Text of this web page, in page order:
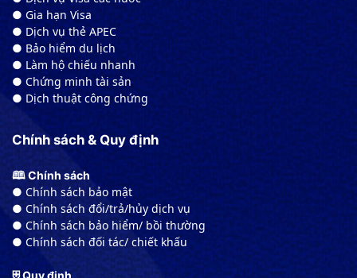
● Gia hạn Visa
● Dịch vụ thẻ APEC
● Bảo hiểm du lịch
● Làm hộ chiếu nhanh
● Chứng minh tài sản
● Dịch thuật công chứng
Chính sách & Quy định
🕮 Chính sách
● Chính sách bảo mật
● Chính sách đổi/trả/hủy dịch vụ
● Chính sách bảo hiểm/ bồi thường
● Chính sách đối tác/ chiết khấu
⛨ Quy định